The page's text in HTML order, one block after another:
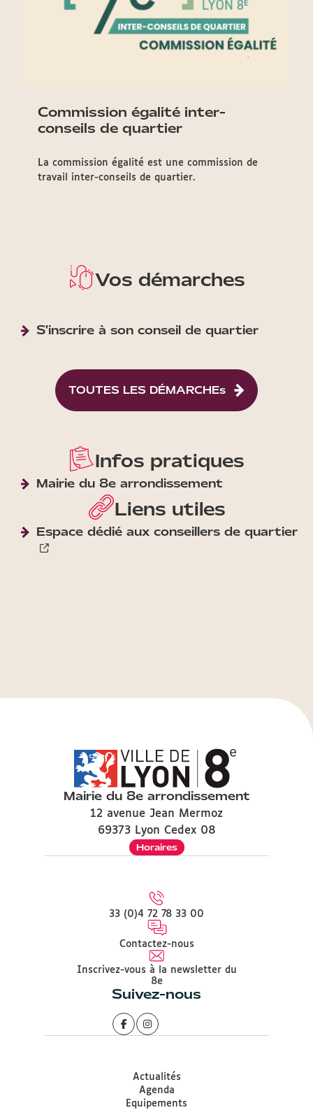
Commission égalité inter-
conseils de quartier
La commission égalité est une commission de
travail inter-conseils de quartier.
Vos démarches
S'inscrire à son conseil de quartier
TOUTES LES DÉMARCHEs
Infos pratiques
Mairie du 8e arrondissement
Liens utiles
Espace dédié aux conseillers de quartier
Mairie du 8e arrondissement
12 avenue Jean Mermoz
69373 Lyon Cedex 08
Horaires
33 (0)4 72 78 33 00
Contactez-nous
Inscrivez-vous à la newsletter du
8e
Suivez-nous
Actualités
Agenda
Equipements